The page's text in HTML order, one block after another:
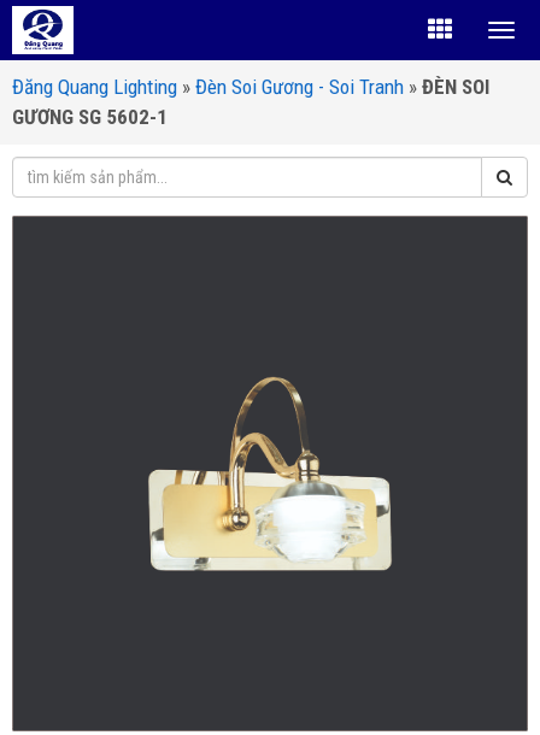
Đăng Quang Lighting » Đèn Soi Gương - Soi Tranh » ĐÈN SOI
GƯƠNG SG 5602-1